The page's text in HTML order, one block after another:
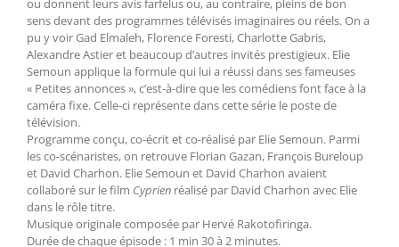
ou donnent leurs avis farfelus ou, au contraire, pleins de bon
sens devant des programmes télévisés imaginaires ou réels. On a
pu y voir Gad Elmaleh, Florence Foresti, Charlotte Gabris,
Alexandre Astier et beaucoup d’autres invités prestigieux. Elie
Semoun applique la formule qui lui a réussi dans ses fameuses
« Petites annonces », c’est-à-dire que les comédiens font face à la
caméra fixe. Celle-ci représente dans cette série le poste de
télévision.
Programme conçu, co-écrit et co-réalisé par Elie Semoun. Parmi
les co-scénaristes, on retrouve Florian Gazan, François Bureloup
et David Charhon. Elie Semoun et David Charhon avaient
collaboré sur le film Cyprien réalisé par David Charhon avec Elie
dans le rôle titre.
Musique originale composée par Hervé Rakotofiringa.
Durée de chaque épisode : 1 min 30 à 2 minutes.